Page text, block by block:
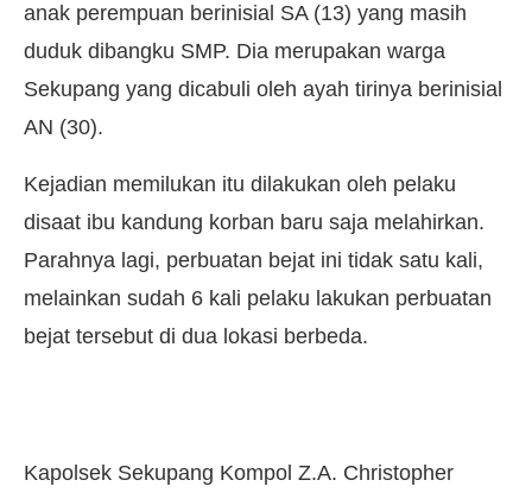
anak perempuan berinisial SA (13) yang masih
duduk dibangku SMP. Dia merupakan warga
Sekupang yang dicabuli oleh ayah tirinya berinisial
AN (30).
Kejadian memilukan itu dilakukan oleh pelaku
disaat ibu kandung korban baru saja melahirkan.
Parahnya lagi, perbuatan bejat ini tidak satu kali,
melainkan sudah 6 kali pelaku lakukan perbuatan
bejat tersebut di dua lokasi berbeda.
Kapolsek Sekupang Kompol Z.A. Christopher